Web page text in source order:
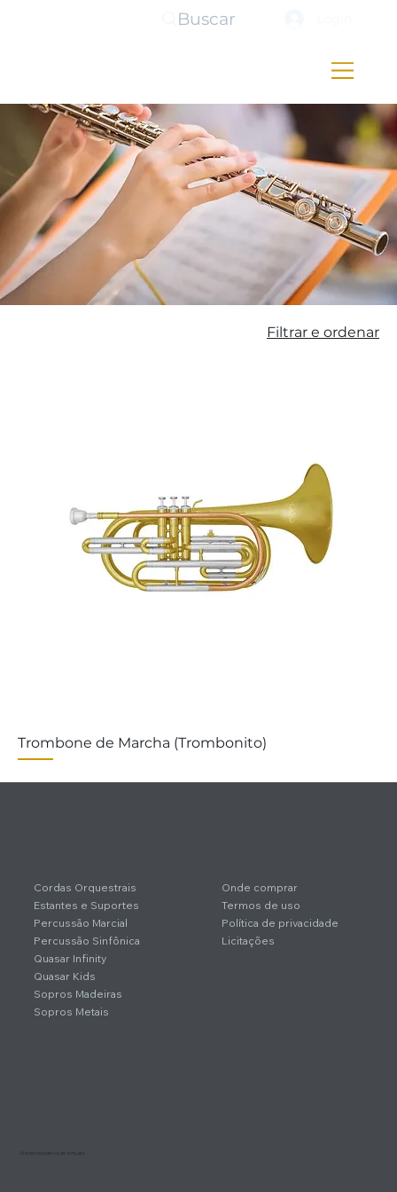
Buscar
Filtrar e ordenar
Trombone de Marcha (Trombonito)
Visite nossas lojas virtuais
Onde comprar
Termos de uso
Política de privacidade
Licitações
Cordas Orquestrais
Estantes e Suportes
Percussão Marcial
Percussão Sinfônica
Quasar Infinity
Quasar Kids
Sopros Madeiras
Sopros Metais